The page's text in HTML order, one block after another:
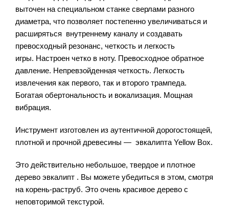
выточен на специальном станке сверлами разного
диаметра, что позволяет постепенно увеличиваться и
расширяться внутреннему каналу и создавать
превосходный резонанс, четкость и легкость
игры. Настроен четко в ноту. Превосходное обратное
давление. Непревзойденная четкость. Легкость
извлечения как первого, так и второго трампеда.
Богатая обертональность и вокализация. Мощная
вибрация.
Инструмент изготовлен из аутентичной дорогостоящей,
плотной и прочной древесины — эвкалипта Yellow Box.
Это действительно небольшое, твердое и плотное
дерево эвкалипт . Вы можете убедиться в этом, смотря
на корень-раструб. Это очень красивое дерево с
неповторимой текстурой.